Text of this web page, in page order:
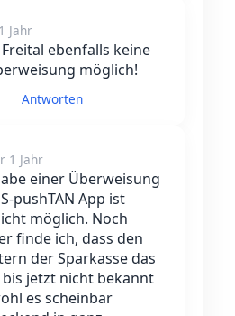
Jahr
ebenfalls keine
möglich!
Antworten
1 Jahr
einer Überweisung
pushTAN App ist
möglich. Noch
finde ich, dass den
der Sparkasse das
jetzt nicht bekannt
es scheinbar